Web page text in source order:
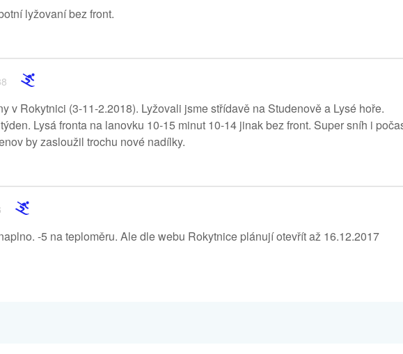
lyžovaní bez front.
v Rokytnici (3-11-2.2018). Lyžovali jsme střídavě na Studenově a Lysé hoře.
Lysá fronta na lanovku 10-15 minut 10-14 jinak bez front. Super sníh i
by zasloužil trochu nové nadílky.
-5 na teploměru. Ale dle webu Rokytnice plánují otevřít až 16.12.2017